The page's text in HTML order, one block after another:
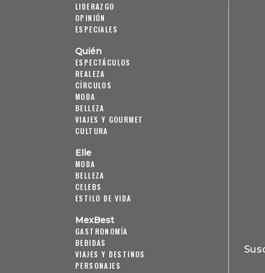
LIDERAZGO
OPINIÓN
ESPECIALES
Quién
ESPECTÁCULOS
REALEZA
CÍRCULOS
MODA
BELLEZA
VIAJES Y GOURMET
CULTURA
Elle
MODA
BELLEZA
CELEBS
ESTILO DE VIDA
MexBest
GASTRONOMÍA
BEBIDAS
VIAJES Y DESTINOS
PERSONAJES